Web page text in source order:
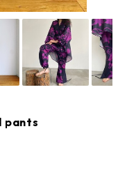
pants